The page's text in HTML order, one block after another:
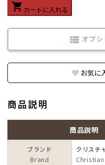
shopping_cart カートに入れる
view_list オプ
お気に
商品説明
商品説明
ブランド
Brand
クリスチ